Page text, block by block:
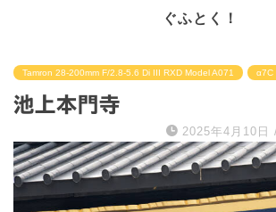
ぐふとく！
Tamron 28-200mm F/2.8-5.6 Di III RXD Model A071 α7C
池上本門寺
2025年4月10日